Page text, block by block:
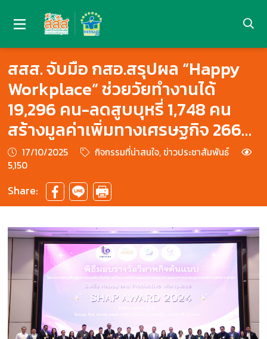
สสส. จับมือ กสอ.สรุปผล “Happy
Workplace” ช่วยวัยทำงานได้
19,296 คน-ลดสูบบุหรี่ 1,748 คน
สร้างมูลค่าเพิ่มทางเศรษฐกิจ 266
ล้านบาท
17/10/2025
กิจกรรมที่น่าสนใจ, ข่าวประชาสัมพันธ์
5,150
Share: